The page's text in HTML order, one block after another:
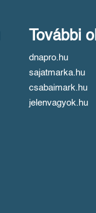
További
dnapro.hu
sajatmarka.hu
csabaimark.hu
jelenvagyok.hu